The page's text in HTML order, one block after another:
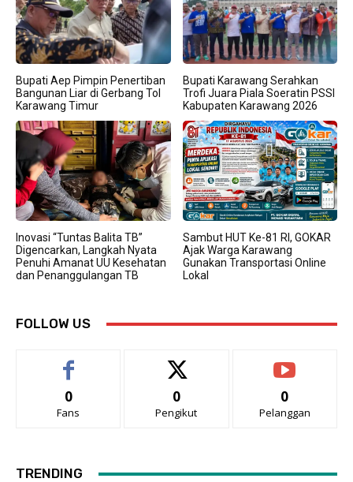
Bupati Aep Pimpin Penertiban
Bangunan Liar di Gerbang Tol
Karawang Timur
Bupati Karawang Serahkan
Trofi Juara Piala Soeratin PSSI
Kabupaten Karawang 2026
Inovasi “Tuntas Balita TB”
Digencarkan, Langkah Nyata
Penuhi Amanat UU Kesehatan
dan Penanggulangan TB
Sambut HUT Ke-81 RI, GOKAR
Ajak Warga Karawang
Gunakan Transportasi Online
Lokal
FOLLOW US
0
Fans
0
Pengikut
0
Pelanggan
TRENDING